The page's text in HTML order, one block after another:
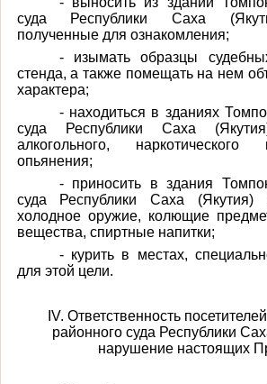
суда Республики Саха
полученные для ознакомления;
- изымать образцы
стенда, а также помещать на нем
характера;
- находиться в зданиях
суда Республики Саха
алкогольного, наркотического
опьянения;
- приносить в здания
суда Республики Саха (Якутия)
холодное оружие, колющие
вещества, спиртные напитки;
- курить в местах,
для этой цели.
IV. Ответственность
районного суда Республики
нарушение настоящих